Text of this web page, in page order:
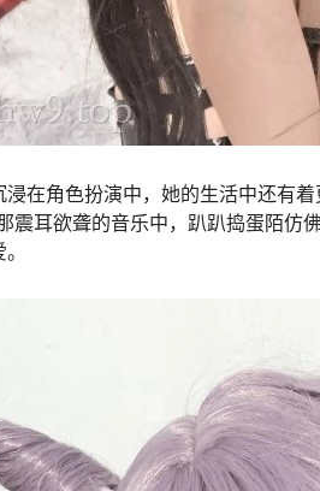
在角色扮演中，她的生活中还有
震耳欲聋的音乐中，趴趴捣蛋陌